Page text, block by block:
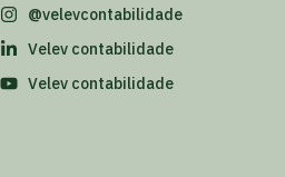
@velevcontabilidade
Velev contabilidade
Velev contabilidade